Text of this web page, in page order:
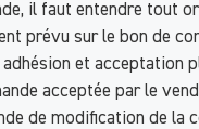
il faut entendre tout
prévu sur le bon de
adhésion et acceptation
acceptée par le
de modification de la